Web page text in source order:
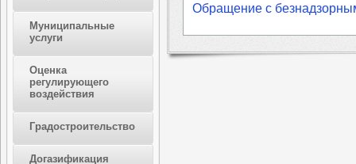
Муниципальные
услуги
Оценка
регулирующего
воздействия
Градостроительство
Догазификация
Обращение с